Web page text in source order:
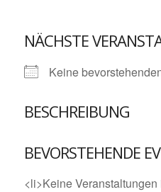
NÄCHSTE
Keine
BESCHREIBUNG
BEVORSTEHENDE
<li>Keine